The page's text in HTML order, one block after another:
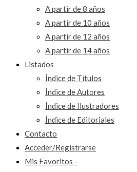
A partir de 8 años
A partir de 10 años
A partir de 12 años
A partir de 14 años
Listados
Índice de Títulos
Índice de Autores
Índice de Ilustradores
Índice de Editoriales
Contacto
Acceder/Registrarse
Mis Favoritos -